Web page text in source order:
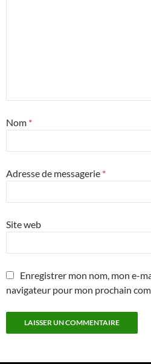
Nom *
Adresse de messagerie *
Site web
Enregistrer mon nom, mon e-
navigateur pour mon prochain